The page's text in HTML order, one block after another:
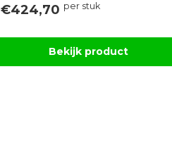
€424,70 per stuk
Bekijk product